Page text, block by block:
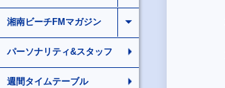
湘南ビーチFMマガジン
パーソナリティ&スタッフ
週間タイムテーブル